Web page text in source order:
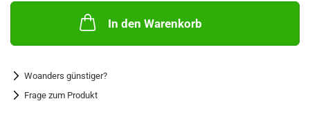
In den Warenkorb
Woanders günstiger?
Frage zum Produkt